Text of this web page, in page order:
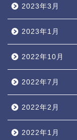
2023年3月
2023年1月
2022年10月
2022年7月
2022年2月
2022年1月